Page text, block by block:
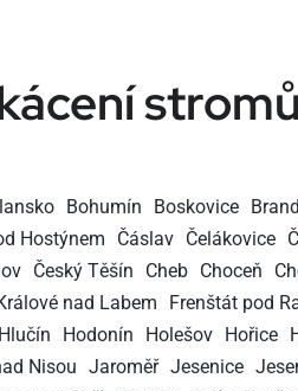
stromů
Bohumín Boskovice
Hostýnem Čáslav Čelákovice
Český Těšín Cheb Choceň
nad Labem Frenštát pod
Hlučín Hodonín Holešov Hořice
Nisou Jaroměř Jesenice